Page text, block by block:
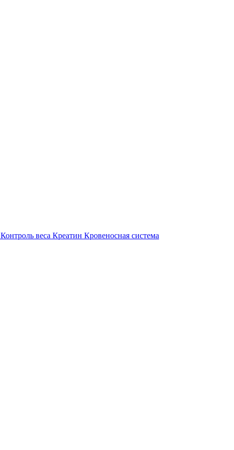
Контроль веса Креатин Кровеносная система